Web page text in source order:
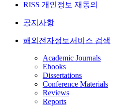
RISS 개인정보 재동의
공지사항
해외전자정보서비스 검색
Academic Journals
Ebooks
Dissertations
Conference Materials
Reviews
Reports